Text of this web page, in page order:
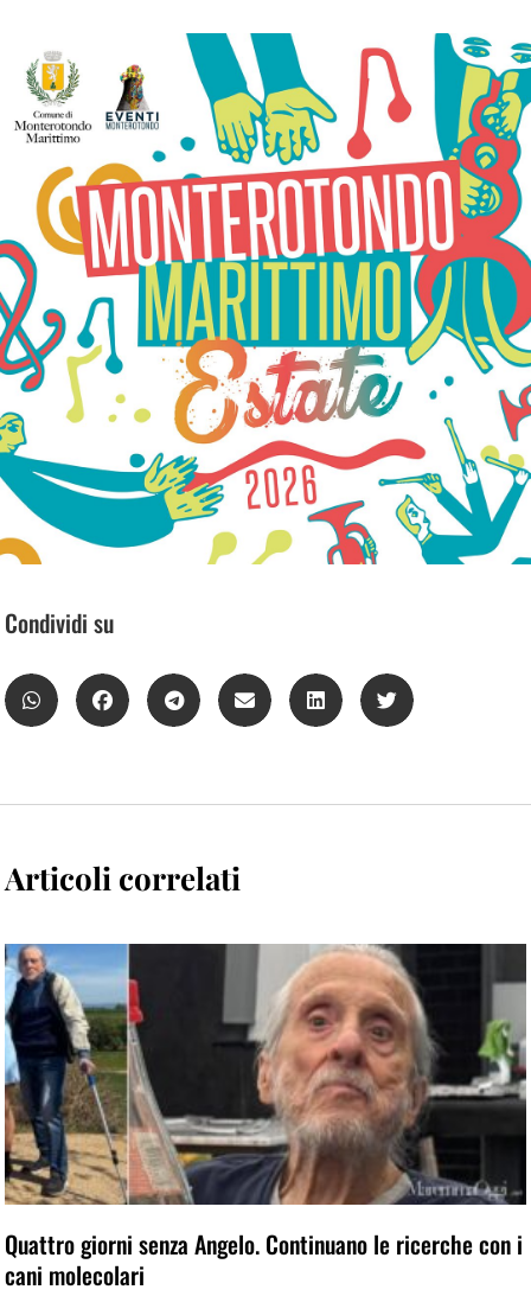
Condividi su
Articoli correlati
Quattro giorni senza Angelo. Continuano le ricerche con i
cani molecolari